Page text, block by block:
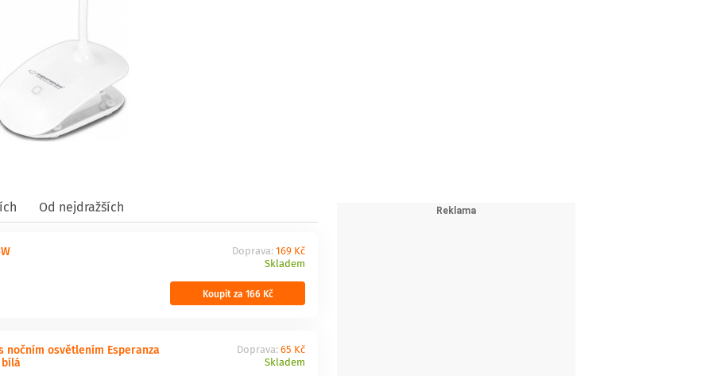
Od nejdražších
Doprava: 169 Kč
Skladem
Koupit za 166 Kč
nočním osvětlením Esperanza
bílá
Doprava: 65 Kč
Skladem